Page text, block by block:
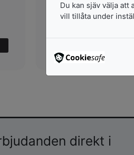
196kr
3 varianter
direkt i
Du kan sjäv välja att
vill tillåta under